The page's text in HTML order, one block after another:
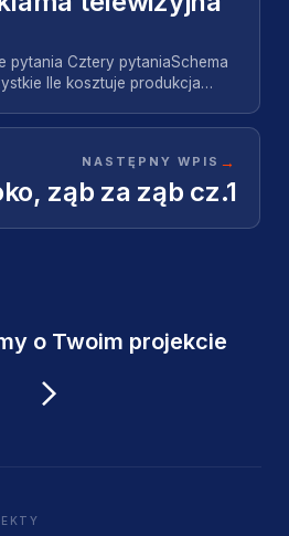
pytania Cztery pytaniaSchema
Ile kosztuje produkcja
NASTĘPNY WPIS →
ząb za ząb cz.1
o Twoim projekcie